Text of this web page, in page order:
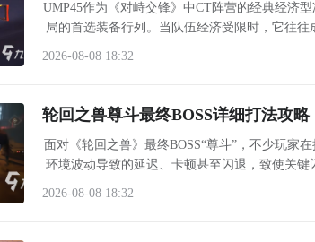
UMP45作为《对峙交锋》中CT阵营的经典经济
局的首选装备行列。当队伍经济受限时，它往
2026-08-08 18:32
轮回之兽尊斗最终BOSS详细打法攻
面对《轮回之兽》最终BOSS“尊斗”，不少玩家
环境波动导致的延迟、卡顿甚至闪退，致使关
2026-08-08 18:32